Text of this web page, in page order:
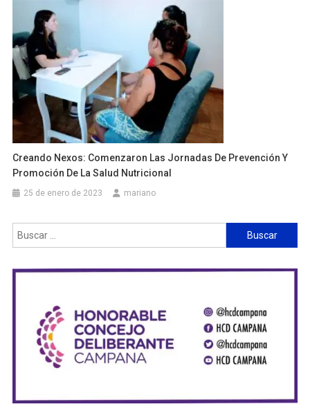
Creando Nexos: Comenzaron Las Jornadas De Prevención Y
Promoción De La Salud Nutricional
25 de enero de 2023 mariano
Buscar: